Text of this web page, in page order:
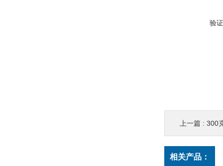
验
上一篇 : 300
相关产品：